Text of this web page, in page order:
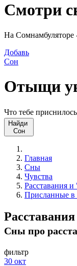
Смотри
На Сомнамбуляторе
Добавь
Сон
Отыщи
Что тебе
Найди
Сон
Главная
Сны
Чувства
Расставания
Присланные в
Сны про
фильтр
30 окт